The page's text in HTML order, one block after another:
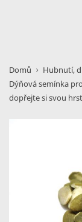
Domů
Hubnutí,
Dýňová semínka
dopřejte si svou